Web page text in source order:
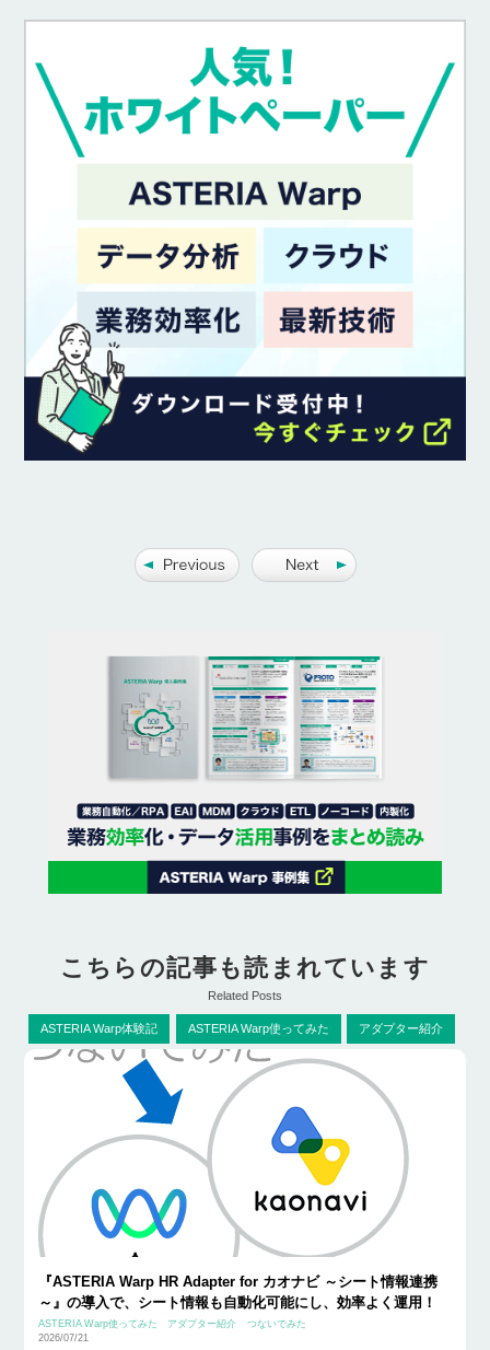
こちらの記事も読まれています
Related Posts
ASTERIA Warp体験記 ASTERIA Warp使ってみた アダプター紹介
『ASTERIA Warp HR Adapter for カオナビ ～シート情報連携
～』の導入で、シート情報も自動化可能にし、効率よく運用！
ASTERIA Warp使ってみた アダプター紹介
つないでみた
2026/07/21